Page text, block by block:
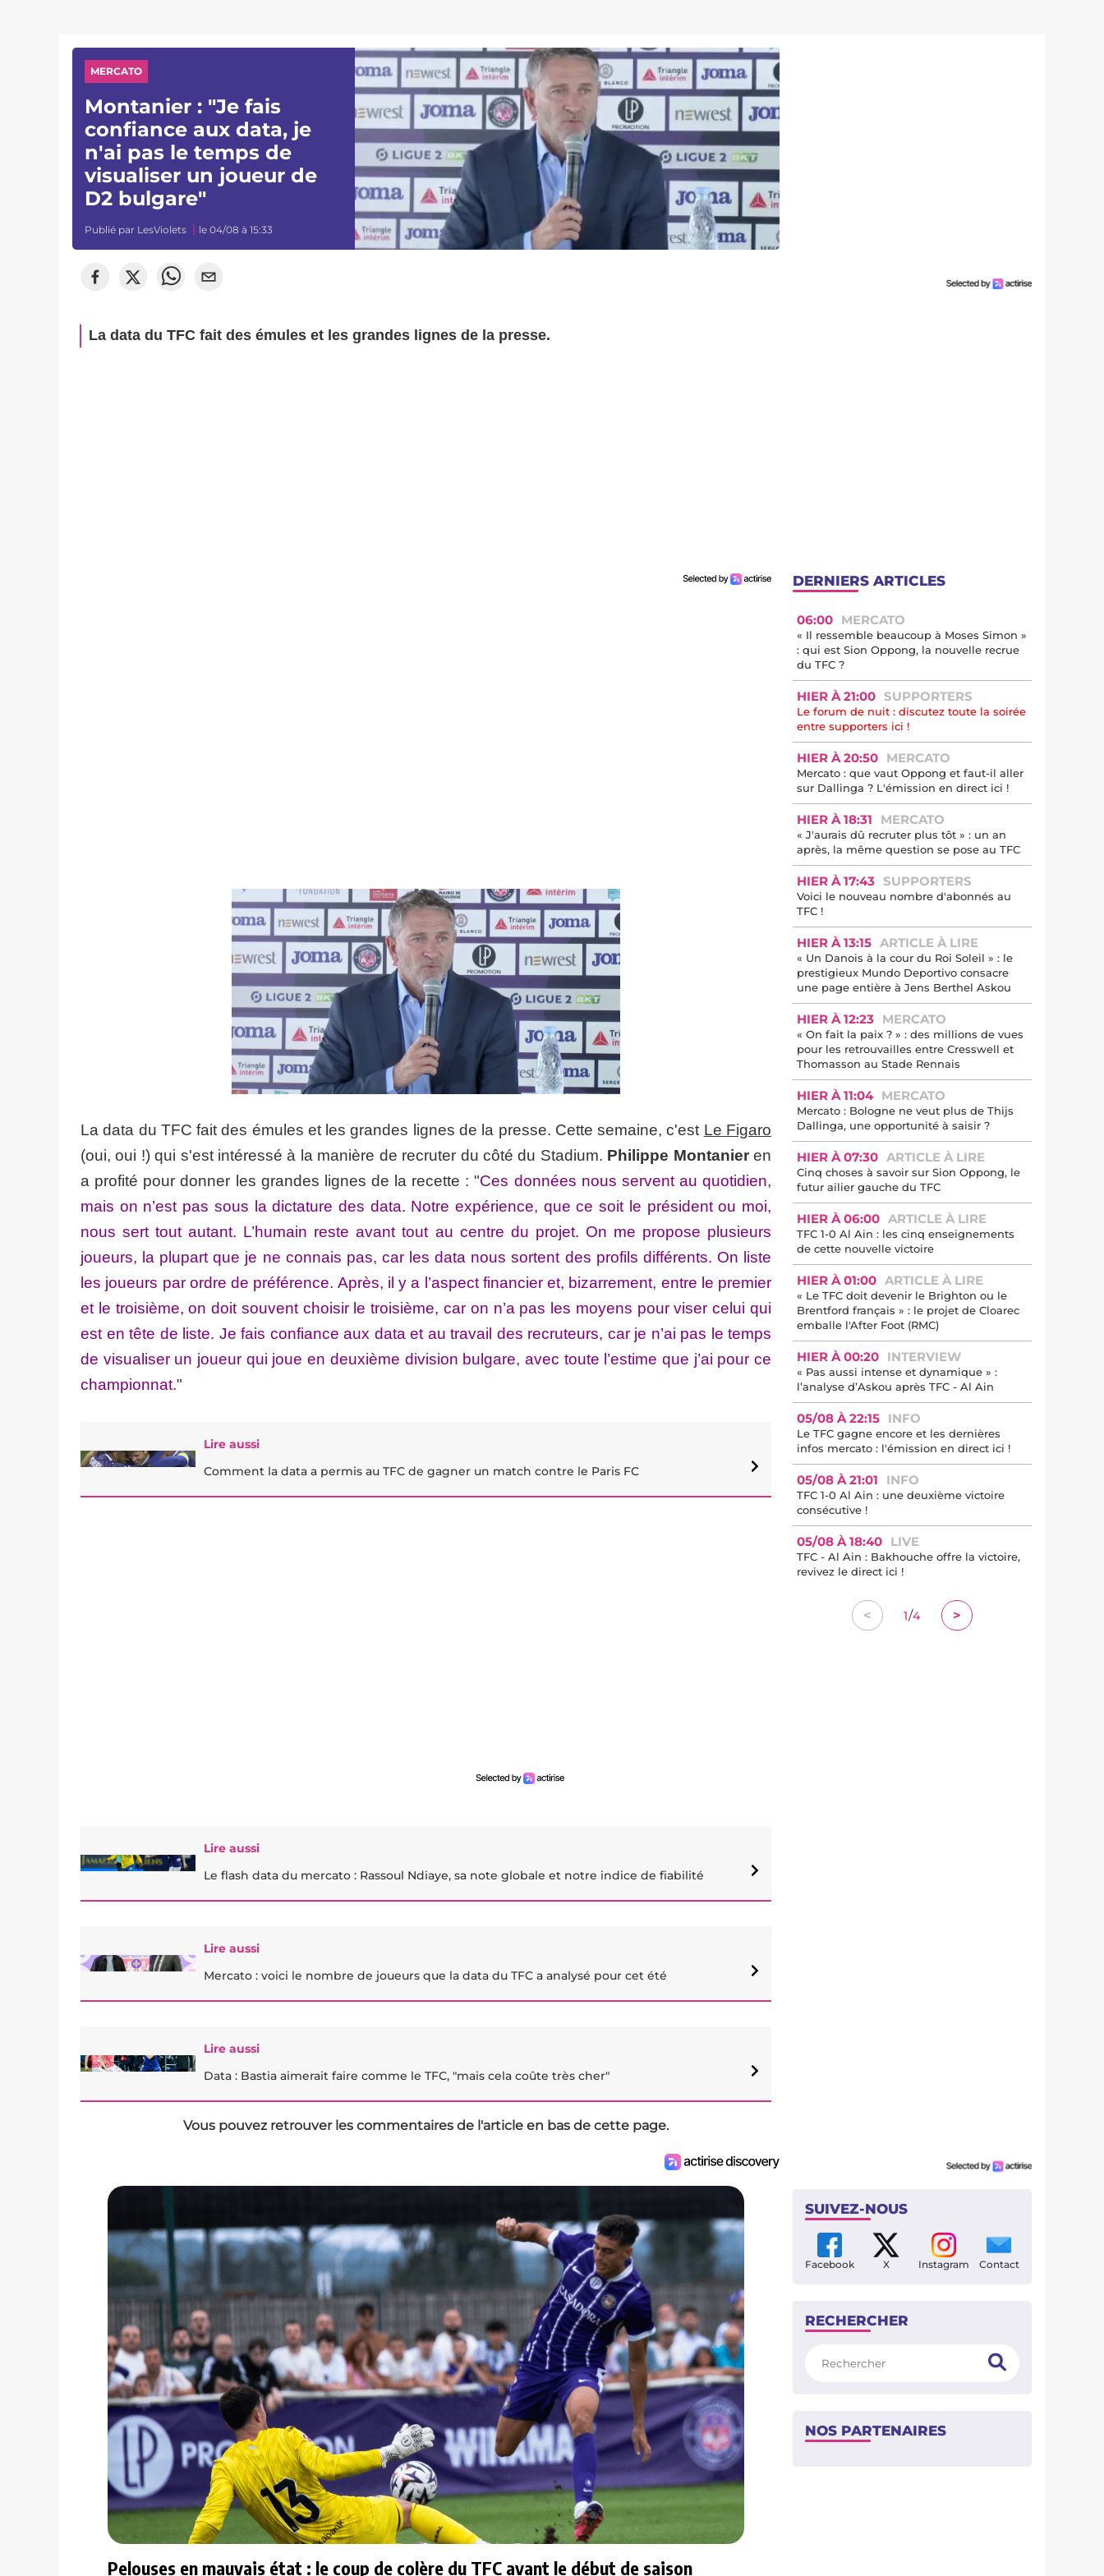
MERCATO
Montanier : "Je fais
confiance aux data, je
n'ai pas le temps de
visualiser un joueur de
D2 bulgare"
Publié par LesViolets le 04/08 à 15:33
La data du TFC fait des émules et les grandes lignes de la presse.
La data du TFC fait des émules et les grandes lignes de la presse. Cette semaine, c'est Le Figaro
(oui, oui !) qui s'est intéressé à la manière de recruter du côté du Stadium. Philippe Montanieren
a profité pour donner les grandes lignes de la recette : "Ces données nous servent au quotidien,
mais on n’est pas sous la dictature des data. Notre expérience, que ce soit le président ou moi,
nous sert tout autant. L’humain reste avant tout au centre du projet. On me propose plusieurs
joueurs, la plupart que je ne connais pas, car les data nous sortent des profils différents. On liste
les joueurs par ordre de préférence. Après, il y a l’aspect financier et, bizarrement, entre le premier
et le troisième, on doit souvent choisir le troisième, car on n’a pas les moyens pour viser celui qui
est en tête de liste. Je fais confiance aux data et au travail des recruteurs, car je n’ai pas le temps
de visualiser un joueur qui joue en deuxième division bulgare, avec toute l’estime que j’ai pour ce
championnat."
Lire aussi
Comment la data a permis au TFC de gagner un match contre le Paris FC
Lire aussi
Le flash data du mercato : Rassoul Ndiaye, sa note globale et notre indice de fiabilité
Lire aussi
Mercato : voici le nombre de joueurs que la data du TFC a analysé pour cet été
Lire aussi
Data : Bastia aimerait faire comme le TFC, "mais cela coûte très cher"
Vous pouvez retrouver les commentaires de l'article en bas de cette page.
Pelouses en mauvais état : le coup de colère du TFC avant le début de saison
DERNIERS ARTICLES
06:00 MERCATO
« Il ressemble beaucoup à Moses Simon »
: qui est Sion Oppong, la nouvelle recrue
du TFC ?
HIER À 21:00 SUPPORTERS
Le forum de nuit : discutez toute la soirée
entre supporters ici !
HIER À 20:50 MERCATO
Mercato : que vaut Oppong et faut-il aller
sur Dallinga ? L'émission en direct ici !
HIER À 18:31 MERCATO
« J'aurais dû recruter plus tôt » : un an
après, la même question se pose au TFC
HIER À 17:43 SUPPORTERS
Voici le nouveau nombre d'abonnés au
TFC !
HIER À 13:15 ARTICLE À LIRE
« Un Danois à la cour du Roi Soleil » : le
prestigieux Mundo Deportivo consacre
une page entière à Jens Berthel Askou
HIER À 12:23 MERCATO
« On fait la paix ? » : des millions de vues
pour les retrouvailles entre Cresswell et
Thomasson au Stade Rennais
HIER À 11:04 MERCATO
Mercato : Bologne ne veut plus de Thijs
Dallinga, une opportunité à saisir ?
HIER À 07:30 ARTICLE À LIRE
Cinq choses à savoir sur Sion Oppong, le
futur ailier gauche du TFC
HIER À 06:00 ARTICLE À LIRE
TFC 1-0 Al Ain : les cinq enseignements
de cette nouvelle victoire
HIER À 01:00 ARTICLE À LIRE
« Le TFC doit devenir le Brighton ou le
Brentford français » : le projet de Cloarec
emballe l'After Foot (RMC)
HIER À 00:20 INTERVIEW
« Pas aussi intense et dynamique » :
l’analyse d’Askou après TFC - Al Ain
05/08 À 22:15 INFO
Le TFC gagne encore et les dernières
infos mercato : l'émission en direct ici !
05/08 À 21:01 INFO
TFC 1-0 Al Ain : une deuxième victoire
consécutive !
05/08 À 18:40 LIVE
TFC - Al Ain : Bakhouche offre la victoire,
revivez le direct ici !
< 1/4 >
SUIVEZ-NOUS
Facebook X Instagram Contact
RECHERCHER
NOS PARTENAIRES